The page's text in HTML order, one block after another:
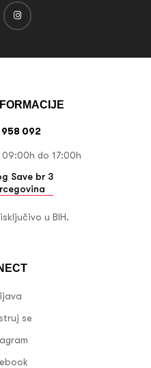
se
958 092
do 17:00h
Save br 3
u BIH.